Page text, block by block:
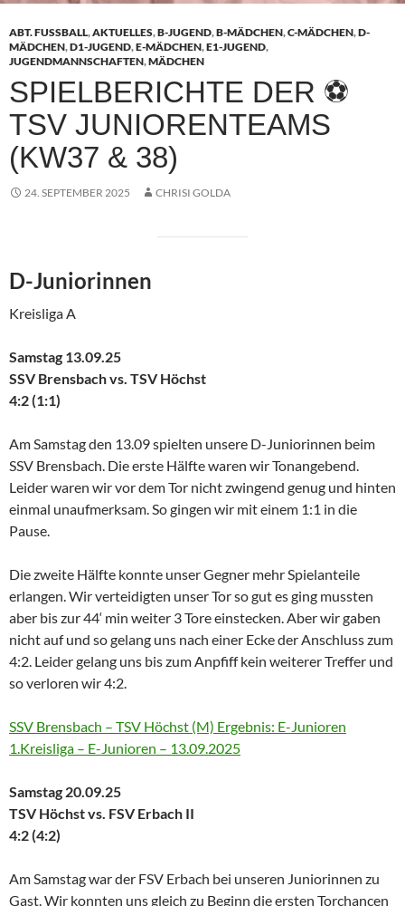
ABT. FUSSBALL ,AKTUELLES,B-JUGEND,B-MÄDCHEN,C-MÄDCHEN,D-
MÄDCHEN,D1-JUGEND,E-MÄDCHEN,E1-JUGEND,
JUGENDMANNSCHAFTEN,MÄDCHEN
SPIELBERICHTE DER ⚽
TSV JUNIORENTEAMS
(KW37 & 38)
24. SEPTEMBER 2025 CHRISI GOLDA
D-Juniorinnen
Kreisliga A
Samstag 13.09.25
SSV Brensbach vs. TSV Höchst
4:2 (1:1)
Am Samstag den 13.09 spielten unsere D-Juniorinnen beim
SSV Brensbach. Die erste Hälfte waren wir Tonangebend.
Leider waren wir vor dem Tor nicht zwingend genug und hinten
einmal unaufmerksam. So gingen wir mit einem 1:1 in die
Pause.
Die zweite Hälfte konnte unser Gegner mehr Spielanteile
erlangen. Wir verteidigten unser Tor so gut es ging mussten
aber bis zur 44‘ min weiter 3 Tore einstecken. Aber wir gaben
nicht auf und so gelang uns nach einer Ecke der Anschluss zum
4:2. Leider gelang uns bis zum Anpfiff kein weiterer Treffer und
so verloren wir 4:2.
SSV Brensbach – TSV Höchst (M) Ergebnis: E-Junioren
1.Kreisliga – E-Junioren – 13.09.2025
Samstag 20.09.25
TSV Höchst vs. FSV Erbach II
4:2 (4:2)
Am Samstag war der FSV Erbach bei unseren Juniorinnen zu
Gast. Wir konnten uns gleich zu Beginn die ersten Torchancen